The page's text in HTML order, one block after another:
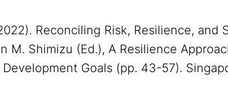
Reconciling Risk, Resilience, and
M. Shimizu (Ed.), A Resilience
Goals (pp. 43-57).